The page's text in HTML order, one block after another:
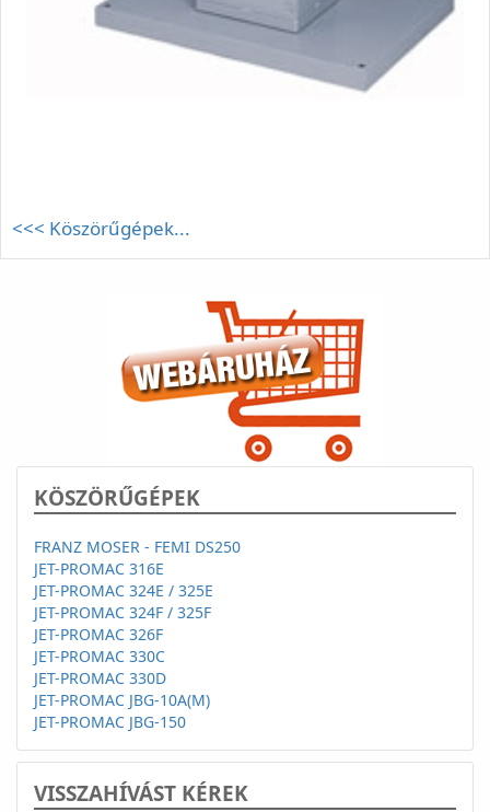
<<< Köszörűgépek...
KÖSZÖRŰGÉPEK
FRANZ MOSER - FEMI DS250
JET-PROMAC 316E
JET-PROMAC 324E / 325E
JET-PROMAC 324F / 325F
JET-PROMAC 326F
JET-PROMAC 330C
JET-PROMAC 330D
JET-PROMAC JBG-10A(M)
JET-PROMAC JBG-150
VISSZAHÍVÁST KÉREK